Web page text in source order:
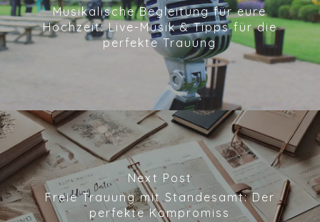
Musikalische Begleitung für eure
Hochzeit: Live-Musik & Tipps für die
perfekte Trauung
Next Post
Freie Trauung mit Standesamt: Der
perfekte Kompromiss